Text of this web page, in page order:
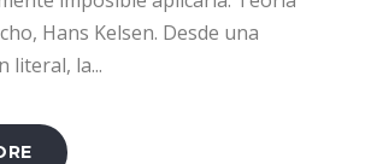
Hans Kelsen. Desde una
literal, la...